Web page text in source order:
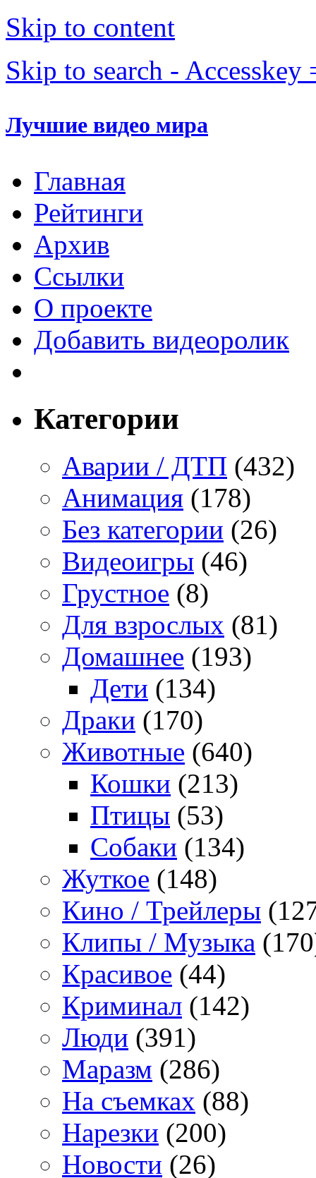
Skip to content
Skip to search - Accesskey
Лучшие видео мира
Главная
Рейтинги
Архив
Ссылки
О проекте
Добавить видеоролик
Категории
Аварии / ДТП (432)
Анимация (178)
Без категории (26)
Видеоигры (46)
Грустное (8)
Для взрослых (81)
Домашнее (193)
Дети (134)
Драки (170)
Животные (640)
Кошки (213)
Птицы (53)
Собаки (134)
Жуткое (148)
Кино / Трейлеры
Клипы / Музыка
Красивое (44)
Криминал (142)
Люди (391)
Маразм (286)
На съемках (88)
Нарезки (200)
Новости (26)